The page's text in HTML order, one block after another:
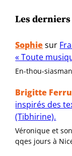
Les
Sophiesur
« Toute
En-thou-
Brigitte
inspirés des
(Tibhirine).
Véronique et
qqes jours à